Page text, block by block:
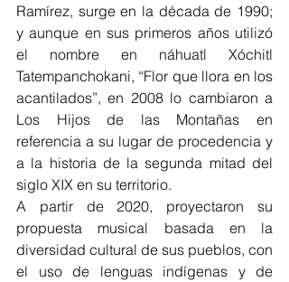
Ramírez, surge en la década de 1990;
y aunque en sus primeros años utilizó
el nombre en náhuatl Xóchitl
Tatempanchokani, “Flor que llora en los
acantilados”, en 2008 lo cambiaron a
Los Hijos de las Montañas en
referencia a su lugar de procedencia y
a la historia de la segunda mitad del
siglo XIX en su territorio.
A partir de 2020, proyectaron su
propuesta musical basada en la
diversidad cultural de sus pueblos, con
el uso de lenguas indígenas y de